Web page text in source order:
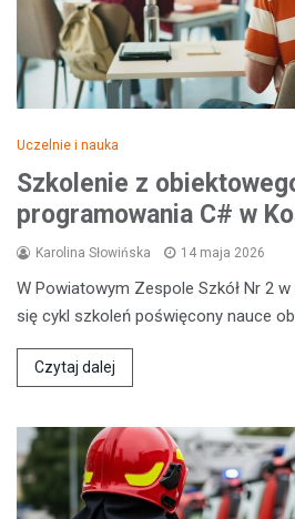
Uczelnie i nauka
Szkolenie z
programowania C# w
Karolina Słowińska 14 maja 2026
W Powiatowym Zespole Szkół Nr 2
się cykl szkoleń poświęcony nauce
Czytaj dalej